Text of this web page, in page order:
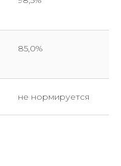
85,0%
не нормируется